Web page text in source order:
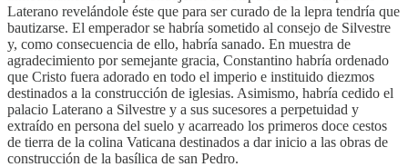
Laterano revelándole éste que para ser curado de la lepra tendría que
bautizarse. El emperador se habría sometido al consejo de Silvestre
y, como consecuencia de ello, habría sanado. En muestra de
agradecimiento por semejante gracia, Constantino habría ordenado
que Cristo fuera adorado en todo el imperio e instituido diezmos
destinados a la construcción de iglesias. Asimismo, habría cedido el
palacio Laterano a Silvestre y a sus sucesores a perpetuidad y
extraído en persona del suelo y acarreado los primeros doce cestos
de tierra de la colina Vaticana destinados a dar inicio a las obras de
construcción de la basílica de san Pedro.